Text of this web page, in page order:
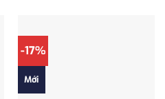
-17%
Mới